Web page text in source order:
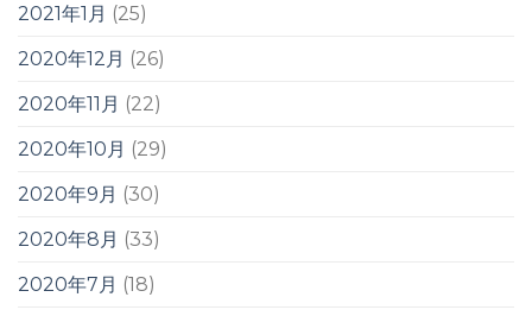
2021年1月 (25)
2020年12月 (26)
2020年11月 (22)
2020年10月 (29)
2020年9月 (30)
2020年8月 (33)
2020年7月 (18)